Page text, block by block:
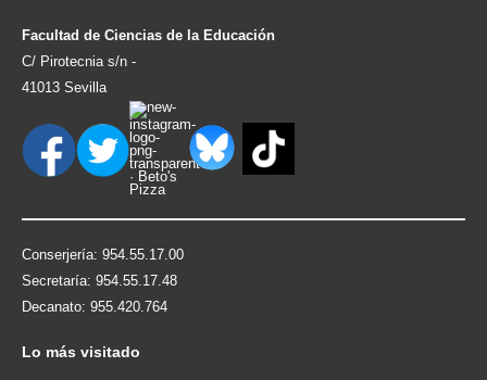
Facultad de Ciencias de la Educación
C/ Pirotecnia s/n -
41013 Sevilla
Conserjería: 954.55.17.00
Secretaría: 954.55.17.48
Decanato: 955.420.764
Lo más visitado